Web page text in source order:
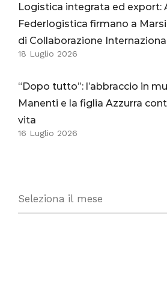
Logistica integrata ed export:
Federlogistica firmano a
di Collaborazione
18 Luglio 2026
“Dopo tutto”: l’abbraccio in
Manenti e la figlia Azzurra
vita
16 Luglio 2026